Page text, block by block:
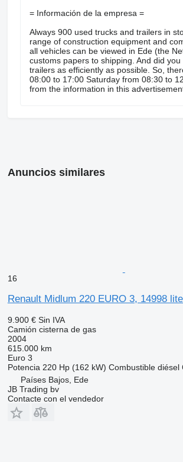
= Información de la empresa =
Always 900 used trucks and trailers in
range of construction equipment and
all vehicles can be viewed in Ede (the
customs papers to shipping. And did
trailers as efficiently as possible. So,
08:00 to 17:00 Saturday from 08:30 to
from the information in this
Anuncios similares
16
Renault Midlum 220 EURO 3, 14998
9.900 € Sin IVA
Camión cisterna de gas
2004
615.000 km
Euro 3
Potencia 220 Hp (162 kW) Combustible diésel
Países Bajos, Ede
JB Trading bv
Contacte con el vendedor